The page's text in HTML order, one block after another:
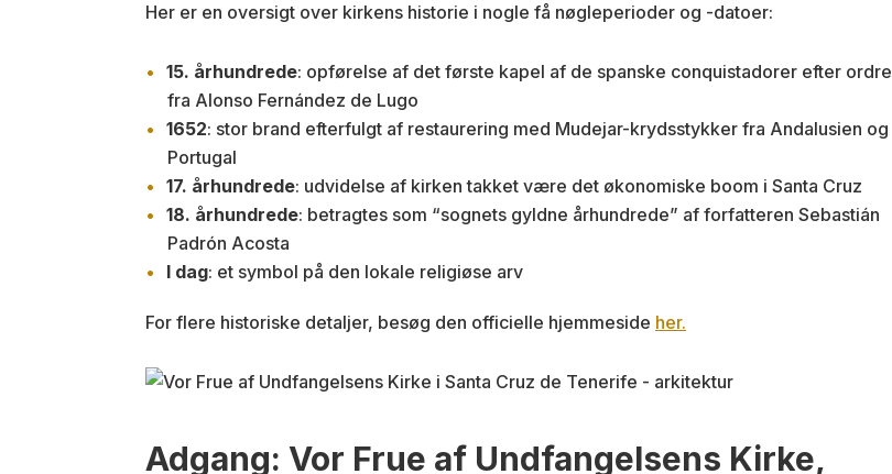
Her er en oversigt over kirkens historie i nogle få nøgleperioder og -datoer:
15. århundrede: opførelse af det første kapel af de spanske conquistadorer efter ordre
fra Alonso Fernández de Lugo
1652: stor brand efterfulgt af restaurering med Mudejar-krydsstykker fra Andalusien og
Portugal
17. århundrede: udvidelse af kirken takket være det økonomiske boom i Santa Cruz
18. århundrede: betragtes som “sognets gyldne århundrede” af forfatteren Sebastián
Padrón Acosta
I dag: et symbol på den lokale religiøse arv
For flere historiske detaljer, besøg den officielle hjemmeside her.
Adgang: Vor Frue af Undfangelsens Kirke,